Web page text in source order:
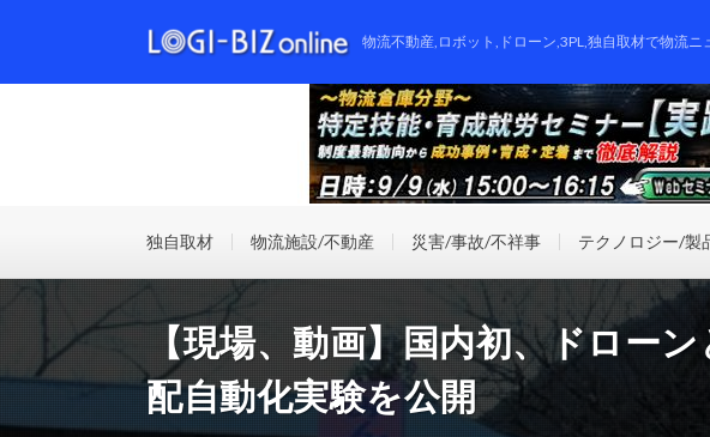
物流不動産,ロボット,ドローン,3PL,独自取材で物流ニ
独自取材 物流施設/不動産 災害/事故/不祥事 テクノロジー/製
【現場、動画】国内初、ドロー
配自動化実験を公開